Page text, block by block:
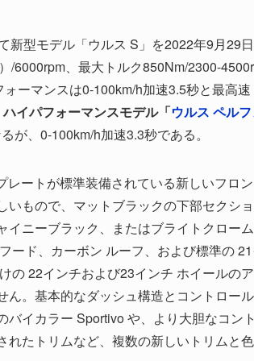
新型モデル「ウルス S」を2022年9月29
/6000rpm、最大トルク850Nm/2300-
ーマンスは0-100km/h加速3.5秒と最高速
ハイパフォーマンスモデル「ウルス ペル
が、0-100km/h加速3.3秒である。
レートが標準装備されている新しいフロ
もので、マットブラックの下部セクシ
ニーブラック、またはブライトクロー
ード、カーボン ルーフ、および標準の
の 22インチおよび23インチ ホイールの
。基本的なダッシュ構造とコントロー
イカラー Sportivo や、より大胆なコン
れたトリムなど、複数の新しいトリムと